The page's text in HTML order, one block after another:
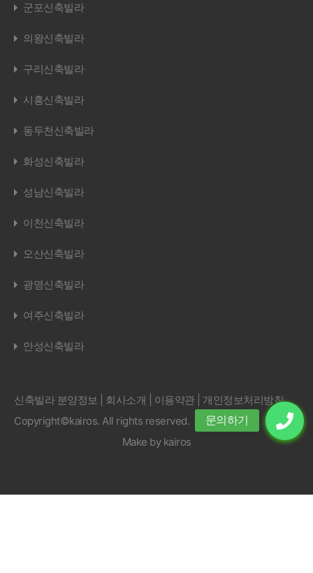
군포신축빌라
의왕신축빌라
구리신축빌라
시흥신축빌라
동두천신축빌라
화성신축빌라
성남신축빌라
이천신축빌라
오산신축빌라
광명신축빌라
여주신축빌라
안성신축빌라
신축빌라 분양정보 | 회사소개 이용약관| 개인정보처리방침
Copyright©kairos. All rights reserved.
Make by kairos